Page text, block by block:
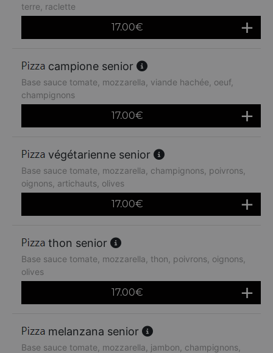
terre, raclette
17.00€
campione senior
Base sauce tomate, mozzarella, viande hachée, oeuf,
champignons
17.00€
végétarienne senior
Base sauce tomate, mozzarella, champignons, poivrons,
oignons, artichauts, olives
17.00€
thon senior
Base sauce tomate, mozzarella, thon, poivrons, oignons,
olives
17.00€
melanzana senior
Base sauce tomate, mozzarella, jambon, champignons,